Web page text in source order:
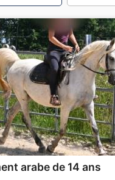
arabe de 14 ans